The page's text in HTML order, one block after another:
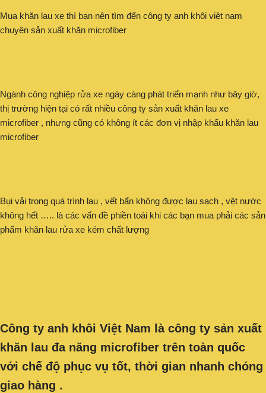
Mua khăn lau xe thì bạn nên tìm đến công ty anh khôi việt nam
chuyên sản xuất khăn microfiber
Ngành công nghiệp rửa xe ngày càng phát triển mạnh như bây giờ,
thị trường hiện tại có rất nhiều công ty sản xuất khăn lau xe
microfiber , nhưng cũng có không ít các đơn vị nhập khẩu khăn lau
microfiber
Bụi vải trong quá trình lau , vết bẩn không được lau sạch , vệt nước
không hết ….. là các vấn đề phiền toái khi các bạn mua phải các sản
phẩm khăn lau rửa xe kém chất lượng
Công ty anh khôi Việt Nam là công ty sản xuất
khăn lau đa năng microfiber trên toàn quốc
với chế độ phục vụ tốt, thời gian nhanh chóng
giao hàng .